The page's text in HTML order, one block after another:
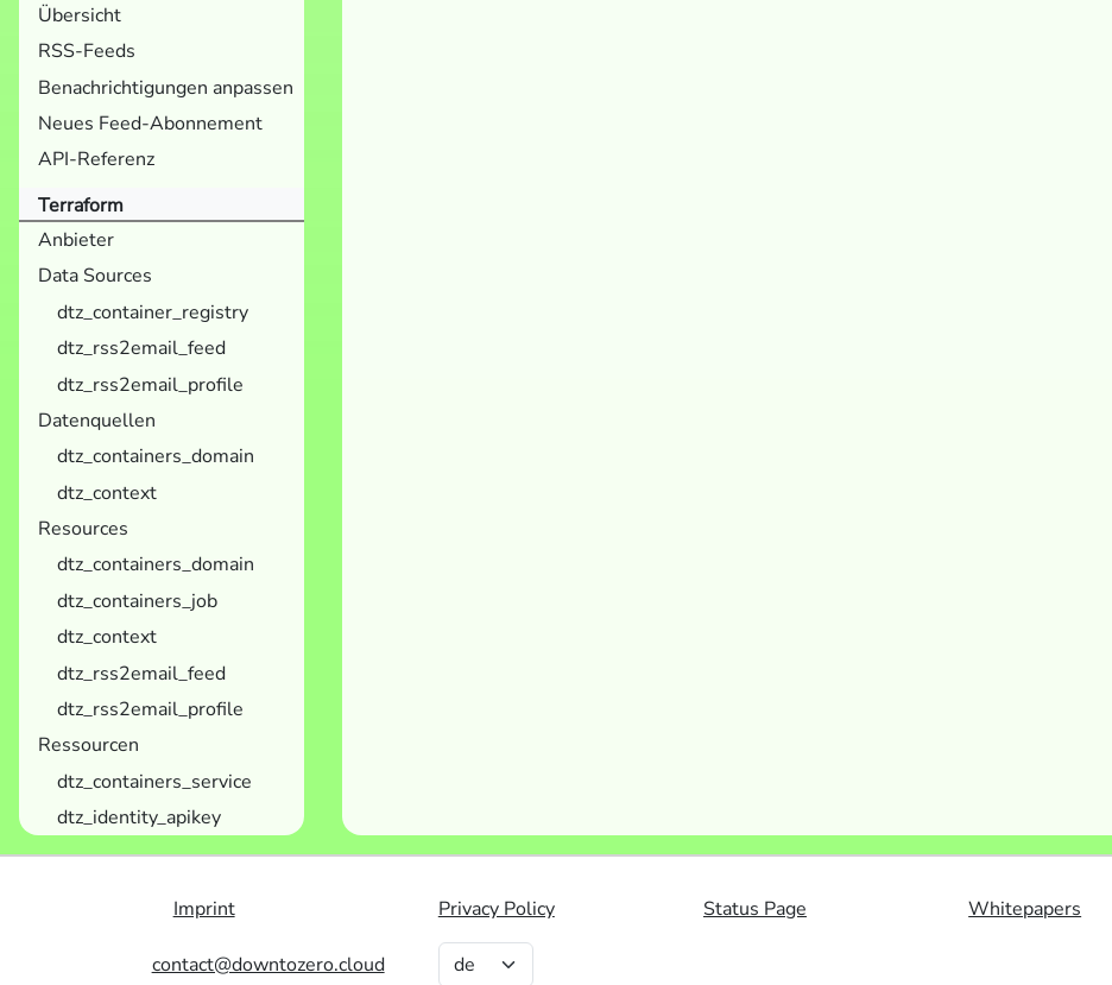
Übersicht
RSS-Feeds
Benachrichtigungen anpassen
Neues Feed-Abonnement
API-Referenz
Terraform
Anbieter
Data Sources
dtz_container_registry
dtz_rss2email_feed
dtz_rss2email_profile
Datenquellen
dtz_containers_domain
dtz_context
Resources
dtz_containers_domain
dtz_containers_job
dtz_context
dtz_rss2email_feed
dtz_rss2email_profile
Ressourcen
dtz_containers_service
dtz_identity_apikey
Imprint Privacy Policy Status Page Whitepapers
contact@downtozero.cloud